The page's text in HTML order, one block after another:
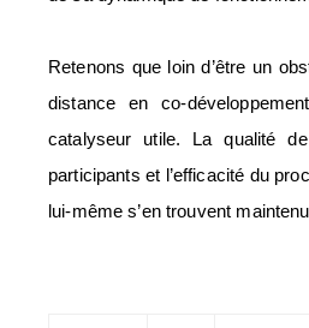
Retenons que loin d’être un
distance en co-
catalyseur utile. La qualité
participants et l’efficacité du
lui-même s’en trouvent